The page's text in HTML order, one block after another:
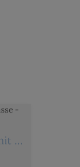
Traumhafte DG-Wohnung mit Terrasse - für Anleger oder Eigennutzer